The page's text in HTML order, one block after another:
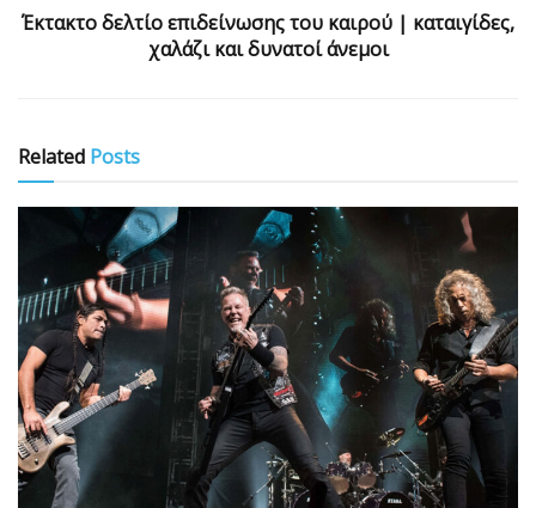
Έκτακτο δελτίο επιδείνωσης του καιρού | καταιγίδες,
χαλάζι και δυνατοί άνεμοι
Related Posts